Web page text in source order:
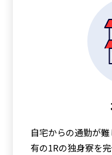
自宅からの通勤が
有の1Rの独身寮を